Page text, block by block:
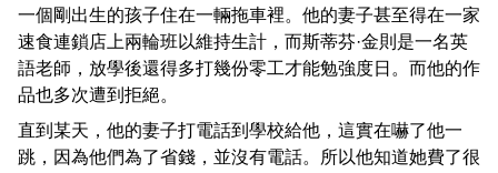
一個剛出生的孩子住在一輛拖車裡。他的妻子甚至得在一家
速食連鎖店上兩輪班以維持生計，而斯蒂芬·金則是一名英
語老師，放學後還得多打幾份零工才能勉強度日。而他的作
品也多次遭到拒絕。
直到某天，他的妻子打電話到學校給他，這實在嚇了他一
跳，因為他們為了省錢，並沒有電話。所以他知道她費了很